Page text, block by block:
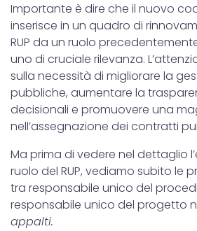
Importante è dire che il nuovo
inserisce in un quadro di
RUP da un ruolo
uno di cruciale rilevanza.
sulla necessità di migliorare la
pubbliche, aumentare la
decisionali e promuovere una
nell’assegnazione dei contratti
Ma prima di vedere nel dettaglio
ruolo del RUP, vediamo subito le
tra responsabile unico del
responsabile unico del progetto
appalti.